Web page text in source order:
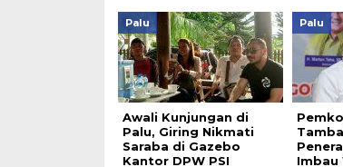
Palu
Awali Kunjungan di
Palu, Giring Nikmati
Saraba di Gazebo
Kantor DPW PSI
Palu
Imbau